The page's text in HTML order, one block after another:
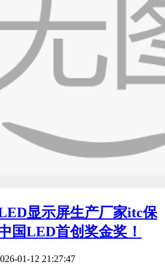
显示屏生产厂家itc保
国LED首创奖金奖！
01-12 21:27:47